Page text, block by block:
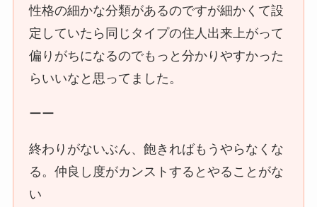
性格の細かな分類があるのですが細かくて設
定していたら同じタイプの住人出来上がって
偏りがちになるのでもっと分かりやすかった
らいいなと思ってました。
ーー
終わりがないぶん、飽きればもうやらなくな
る。仲良し度がカンストするとやることがな
い